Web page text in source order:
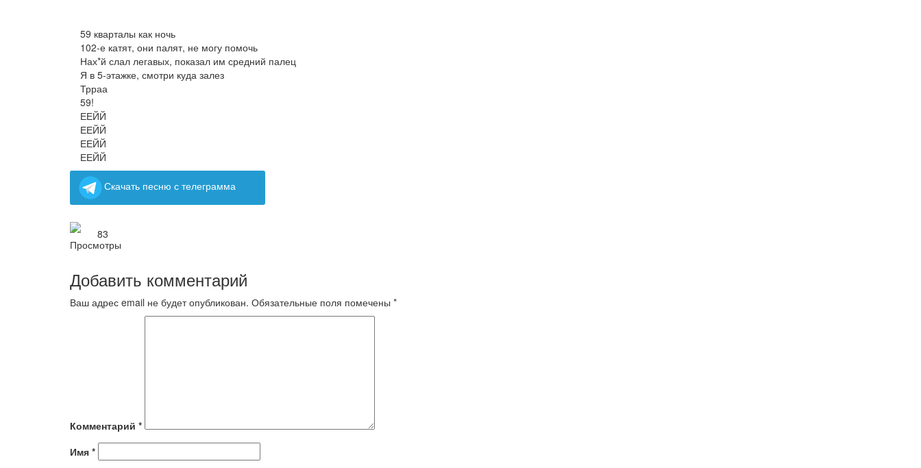
59 кварталы как ночь
102-е катят, они палят, не могу помочь
Нах*й слал легавых, показал им средний палец
Я в 5-этажке, смотри куда залез
Трраа
59!
ЕЕЙЙ
ЕЕЙЙ
ЕЕЙЙ
ЕЕЙЙ
Скачать песню с телеграмма
83
Добавить комментарий
Ваш адрес email не будет опубликован. Обязательные поля помечены *
Комментарий *
Имя *